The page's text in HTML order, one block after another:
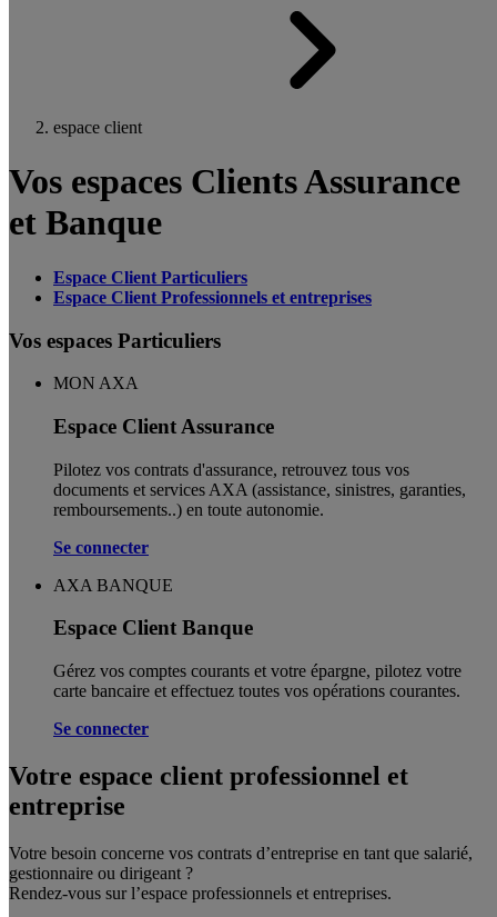
espace client
Vos espaces Clients Assurance
et Banque
Espace Client Particuliers
Espace Client Professionnels et entreprises
Vos espaces Particuliers
MON AXA
Espace Client Assurance
Pilotez vos contrats d'assurance, retrouvez tous vos
documents et services AXA (assistance, sinistres, garanties,
remboursements..) en toute autonomie. ​
Se connecter
AXA BANQUE
Espace Client Banque
Gérez vos comptes courants et votre épargne, pilotez votre
carte bancaire et effectuez toutes vos opérations courantes.
Se connecter
Votre espace client professionnel et
entreprise
Votre besoin concerne vos contrats d’entreprise en tant que salarié,
gestionnaire ou dirigeant ?
Rendez-vous sur l’espace professionnels et entreprises.